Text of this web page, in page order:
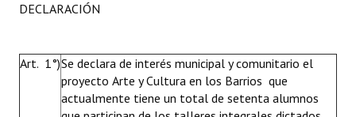
DECLARACIÓN
Art. 1°)Se declara de interés municipal y comunitario el
proyecto Arte y Cultura en los Barrios que
actualmente tiene un total de setenta alumnos